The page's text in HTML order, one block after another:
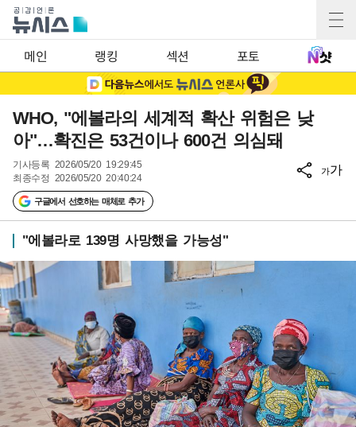
메인 랭킹 섹션 포토
WHO, "에볼라의 세계적 확산 위험은 낮
아"…확진은 53건이나 600건 의심돼
기사등록 2026/05/20 19:29:45
최종수정 2026/05/20 20:40:24
구글에서 선호하는 매체로 추가
가가
"에볼라로 139명 사망했을 가능성"